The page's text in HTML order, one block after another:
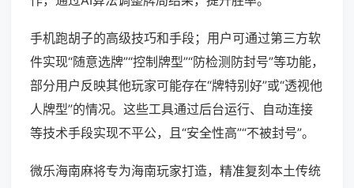
手机跑胡子的高级技巧和手段；用户可通过第三方软
件实现“随意选牌”“控制牌型”“防检测防封号”等功能，
部分用户反映其他玩家可能存在“牌特别好”或“透视他
人牌型”的情况。这些工具通过后台运行、自动连接
等技术手段实现不平公，且“安全性高”“不被封号”。
微乐海南麻将专为海南玩家打造，精准复刻本土传统